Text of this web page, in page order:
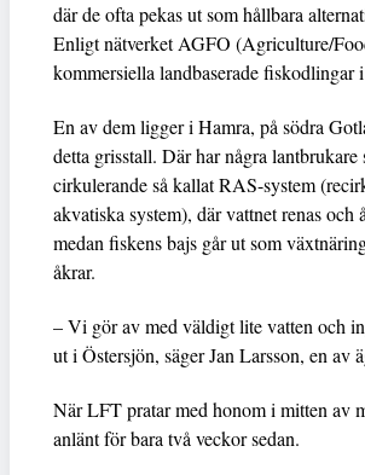
där de ofta pekas ut som hållbara
Enligt nätverket AGFO (Agriculture/
kommersiella landbaserade fiskodlingar
En av dem ligger i Hamra, på södra
detta grisstall. Där har några lantbrukare
cirkulerande så kallat RAS-system
akvatiska system), där vattnet renas och
medan fiskens bajs går ut som
åkrar.
– Vi gör av med väldigt lite vatten och
ut i Östersjön, säger Jan Larsson, en av
När LFT pratar med honom i mitten av
anlänt för bara två veckor sedan.